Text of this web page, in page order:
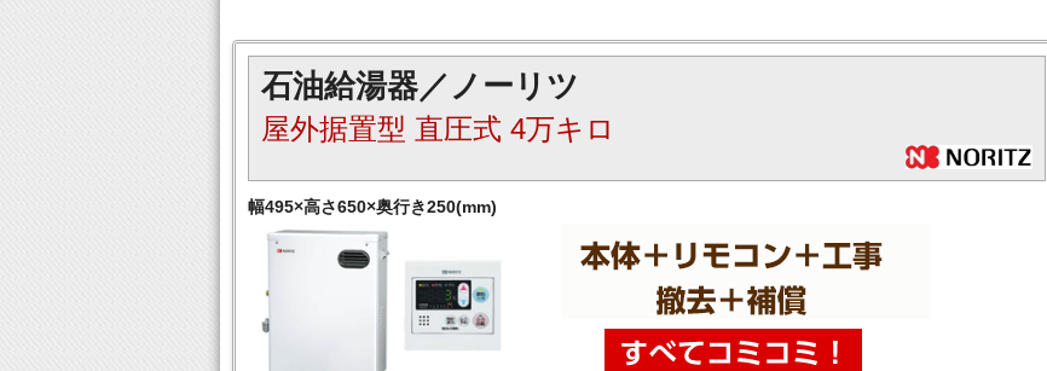
石油給湯器／ノーリツ
屋外据置型 直圧式 4万キロ
幅495×高さ650×奥行き250(mm)